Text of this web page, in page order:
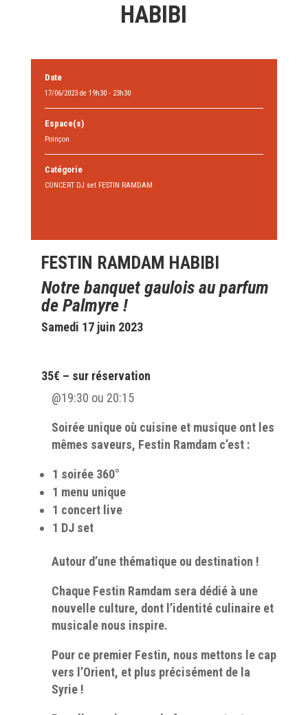
HABIBI
Date
17/06/2023 de 19h30 - 23h30
Espace(s)
Poinçon
Catégorie
CONCERT DJ set FESTIN RAMDAM
FESTIN RAMDAM HABIBI
Notre banquet gaulois au parfum
de Palmyre !
Samedi 17 juin 2023
35€ – sur réservation
@19:30 ou 20:15
Soirée unique où cuisine et musique ont les
mêmes saveurs, Festin Ramdam c’est :
1 soirée 360°
1 menu unique
1 concert live
1 DJ set
Autour d’une thématique ou destination !
Chaque Festin Ramdam sera dédié à une
nouvelle culture, dont l’identité culinaire et
musicale nous inspire.
Pour ce premier Festin, nous mettons le cap
vers l’Orient, et plus précisément de la
Syrie !